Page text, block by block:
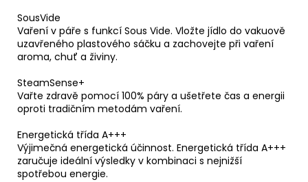
SousVide
Vaření v páře s funkcí Sous Vide. Vložte jídlo do vakuově
uzavřeného plastového sáčku a zachovejte při vaření
aroma, chuť a živiny.
SteamSense+
Vařte zdravě pomocí 100% páry a ušetřete čas a energii
oproti tradičním metodám vaření.
Energetická třída A+++
Výjimečná energetická účinnost. Energetická třída A+++
zaručuje ideální výsledky v kombinaci s nejnižší
spotřebou energie.